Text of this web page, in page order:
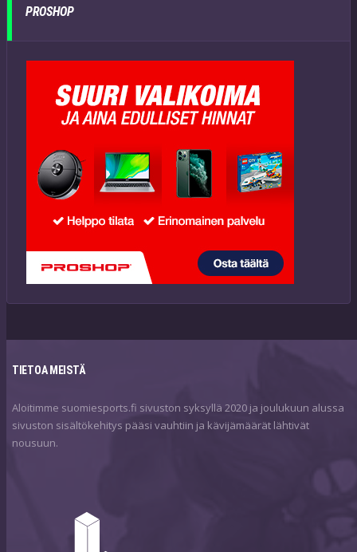
PROSHOP
TIETOA MEISTÄ
Aloitimme suomiesports.fi sivuston syksyllä 2020 ja joulukuun alussa
sivuston sisältökehitys pääsi vauhtiin ja kävijämäärät lähtivät
nousuun.